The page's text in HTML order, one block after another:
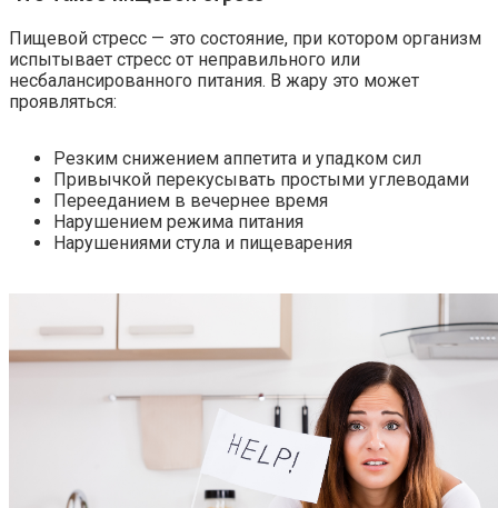
Пищевой стресс — это состояние, при котором организм
испытывает стресс от неправильного или
несбалансированного питания. В жару это может
проявляться:
Резким снижением аппетита и упадком сил
Привычкой перекусывать простыми углеводами
Перееданием в вечернее время
Нарушением режима питания
Нарушениями стула и пищеварения